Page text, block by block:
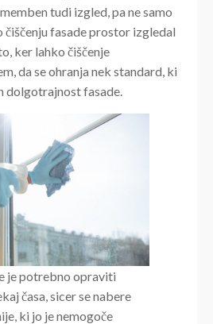
tudi izgled, pa ne samo
čiščenju fasade prostor izgledal
ker lahko čiščenje
da se ohranja nek standard, ki
dolgotrajnost fasade.
je potrebno opraviti
časa, sicer se nabere
ki jo je nemogoče